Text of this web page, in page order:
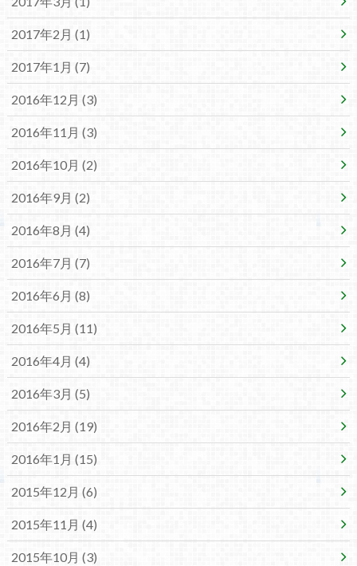
2017年2月 (1)
2017年1月 (7)
2016年12月 (3)
2016年11月 (3)
2016年10月 (2)
2016年9月 (2)
2016年8月 (4)
2016年7月 (7)
2016年6月 (8)
2016年5月 (11)
2016年4月 (4)
2016年3月 (5)
2016年2月 (19)
2016年1月 (15)
2015年12月 (6)
2015年11月 (4)
2015年10月 (3)